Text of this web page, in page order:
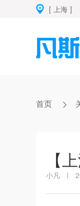
[ 上海 ]
首页
【
小凡